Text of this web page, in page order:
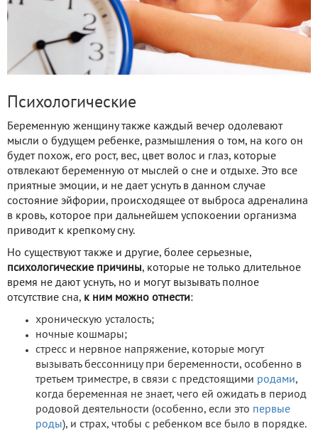
Психологические
Беременную женщину также каждый вечер одолевают
мысли о будущем ребенке, размышления о том, на кого он
будет похож, его рост, вес, цвет волос и глаз, которые
отвлекают беременную от мыслей о сне и отдыхе. Это все
приятные эмоции, и не дает уснуть в данном случае
состояние эйфории, происходящее от выброса адреналина
в кровь, которое при дальнейшем успокоении организма
приводит к крепкому сну.
Но существуют также и другие, более серьезные,
психологические причины, которые не только длительное
время не дают уснуть, но и могут вызывать полное
отсутствие сна, к ним можно отнести:
хроническую усталость;
ночные кошмары;
стресс и нервное напряжение, которые могут
вызывать бессонницу при беременности, особенно в
третьем триместре, в связи с предстоящими родами,
когда беременная не знает, чего ей ожидать в период
родовой деятельности (особенно, если это первые
роды), и страх, чтобы с ребенком все было в порядке.